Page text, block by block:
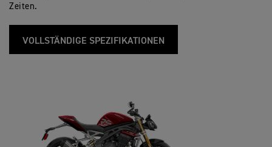
Zeiten.
VOLLSTÄNDIGE SPEZIFIKATIONEN